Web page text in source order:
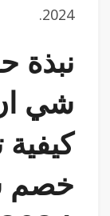
2024.
نبذة
شي